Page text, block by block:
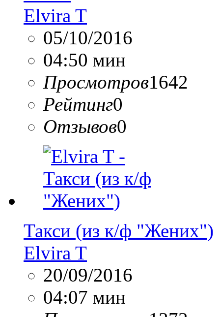
Elvira T
05/10/2016
04:50 мин
Просмотров1642
Рейтинг0
Отзывов0
Такси (из к/ф "Жених")
Elvira T
20/09/2016
04:07 мин